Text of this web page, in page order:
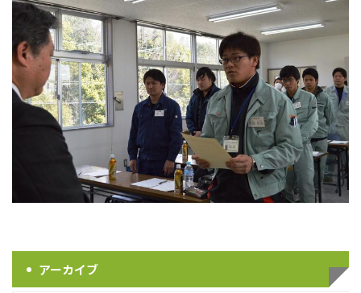
アーカイブ